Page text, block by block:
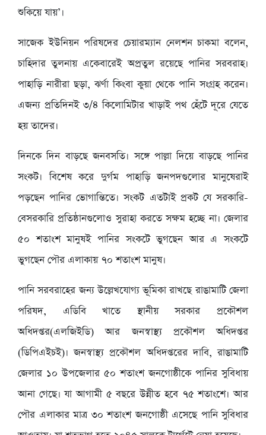
শুকিয়ে যায়’।
সাজেক ইউনিয়ন পরিষদের চেয়ারম্যান নেলশন চাকমা বলেন,
চাহিদার তুলনায় একেবারেই অপ্রতুল রয়েছে পানির সরবরাহ।
পাহাড়ি নারীরা ছড়া, ঝর্ণা কিংবা কুয়া থেকে পানি সংগ্রহ করেন।
এজন্য প্রতিদিনই ৩/৪ কিলোমিটার খাড়াই পথ হেঁটে দূরে যেতে
হয় তাদের।
দিনকে দিন বাড়ছে জনবসতি। সঙ্গে পাল্লা দিয়ে বাড়ছে পানির
সংকট। বিশেষ করে দুর্গম পাহাড়ি জনপদগুলোর মানুষেরাই
পড়ছেন পানির ভোগান্তিতে। সংকট এতটাই প্রকট যে সরকারি-
বেসরকারি প্রতিষ্ঠানগুলোও সুরাহা করতে সক্ষম হচ্ছে না। জেলার
৫০ শতাংশ মানুষই পানির সংকটে ভুগছেন আর এ সংকটে
ভুগছেন পৌর এলাকায় ৭০ শতাংশ মানুষ।
পানি সরবরাহের জন্য উল্লেখযোগ্য ভূমিকা রাখছে রাঙামাটি জেলা
পরিষদ, এডিবি খাতে স্থানীয় সরকার প্রকৌশল
অধিদপ্তর(এলজিইডি) আর জনস্বাস্থ্য প্রকৌশল অধিদপ্তর
(ডিপিএইচই)। জনস্বাস্থ্য প্রকৌশল অধিদপ্তরের দাবি, রাঙামাটি
জেলার ১০ উপজেলার ৫০ শতাংশ জনগোষ্ঠীকে পানির সুবিধায়
আনা গেছে। যা আগামী ৫ বছরে উন্নীত হবে ৭৫ শতাংশে। আর
পৌর এলাকার মাত্র ৩০ শতাংশ জনগোষ্ঠী এসেছে পানি সুবিধার